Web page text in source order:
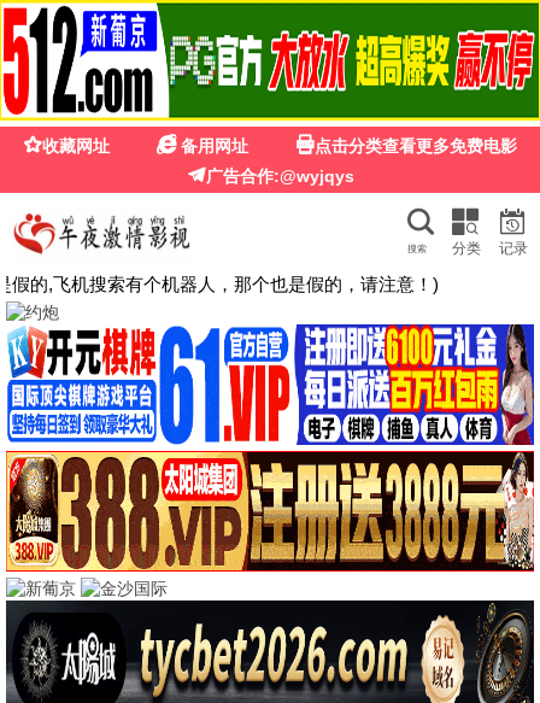
夜来香影院
热播
夜色相伴 · 精彩不停
高清影视每日更新，流畅观影体验
热门电影 更多 >